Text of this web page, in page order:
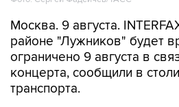
Москва. 9 августа.
районе "Лужников" будет
ограничено 9 августа в
концерта, сообщили в
транспорта.